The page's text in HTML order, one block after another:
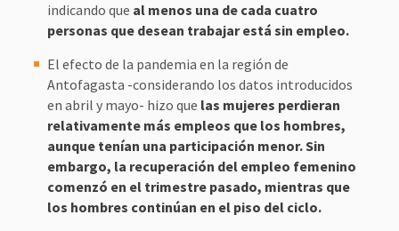
indicando que al menos una de cada cuatro
personas que desean trabajar está sin empleo.
El efecto de la pandemia en la región de
Antofagasta -considerando los datos introducidos
en abril y mayo- hizo que las mujeres perdieran
relativamente más empleos que los hombres,
aunque tenían una participación menor. Sin
embargo, la recuperación del empleo femenino
comenzó en el trimestre pasado, mientras que
los hombres continúan en el piso del ciclo.